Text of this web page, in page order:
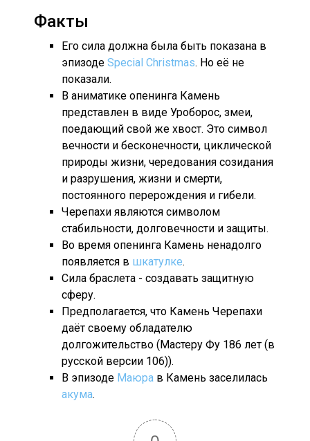
Факты
Его сила должна была быть показана в
эпизоде Special Christmas. Но её не
показали.
В аниматике опенинга Камень
представлен в виде Уроборос, змеи,
поедающий свой же хвост. Это символ
вечности и бесконечности, циклической
природы жизни, чередования созидания
и разрушения, жизни и смерти,
постоянного перерождения и гибели.
Черепахи являются символом
стабильности, долговечности и защиты.
Во время опенинга Камень ненадолго
появляется в шкатулке.
Сила браслета - создавать защитную
сферу.
Предполагается, что Камень Черепахи
даёт своему обладателю
долгожительство (Мастеру Фу 186 лет (в
русской версии 106)).
В эпизоде Маюра в Камень заселилась
акума.